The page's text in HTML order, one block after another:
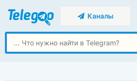
Каналы